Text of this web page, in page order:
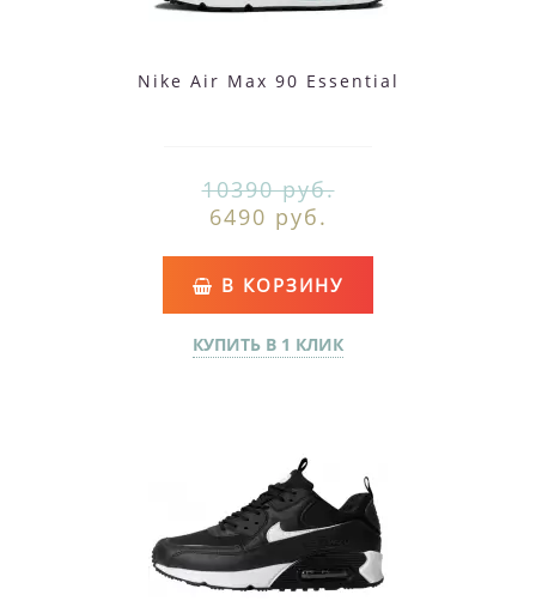
Nike Air Max 90 Essential
10390 руб.
6490 руб.
В КОРЗИНУ
КУПИТЬ В 1 КЛИК